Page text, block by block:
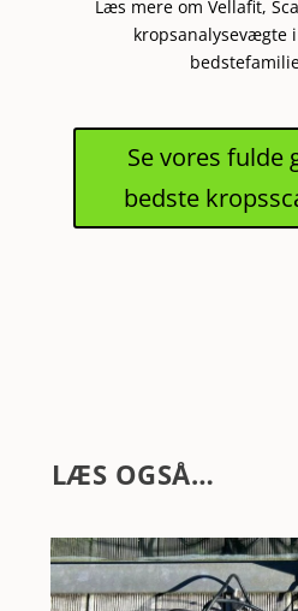
Læs mere om Vellafit,
kropsanalysevægte
Se vores fulde
bedste
LÆS OGSÅ…